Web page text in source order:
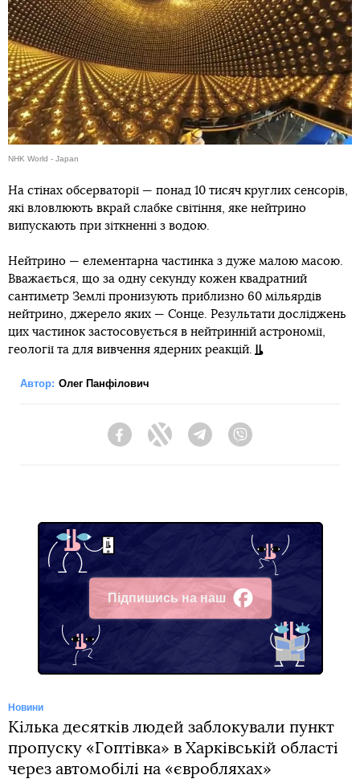
NHK World - Japan
На стінах обсерваторії — понад 10 тисяч круглих сенсорів,
які вловлюють вкрай слабке світіння, яке нейтрино
випускають при зіткненні з водою.
Нейтрино — елементарна частинка з дуже малою масою.
Вважається, що за одну секунду кожен квадратний
сантиметр Землі пронизують приблизно 60 мільярдів
нейтрино, джерело яких — Сонце. Результати досліджень
цих частинок застосовується в нейтринній астрономії,
геології та для вивчення ядерних реакцій.
Автор: Олег Панфілович
FacebookTwitter Telegram
Підпишись на наш
Facebook
Новини
Кілька десятків людей заблокували пункт
пропуску «Гоптівка» в Харківській області
через автомобілі на «євробляхах»